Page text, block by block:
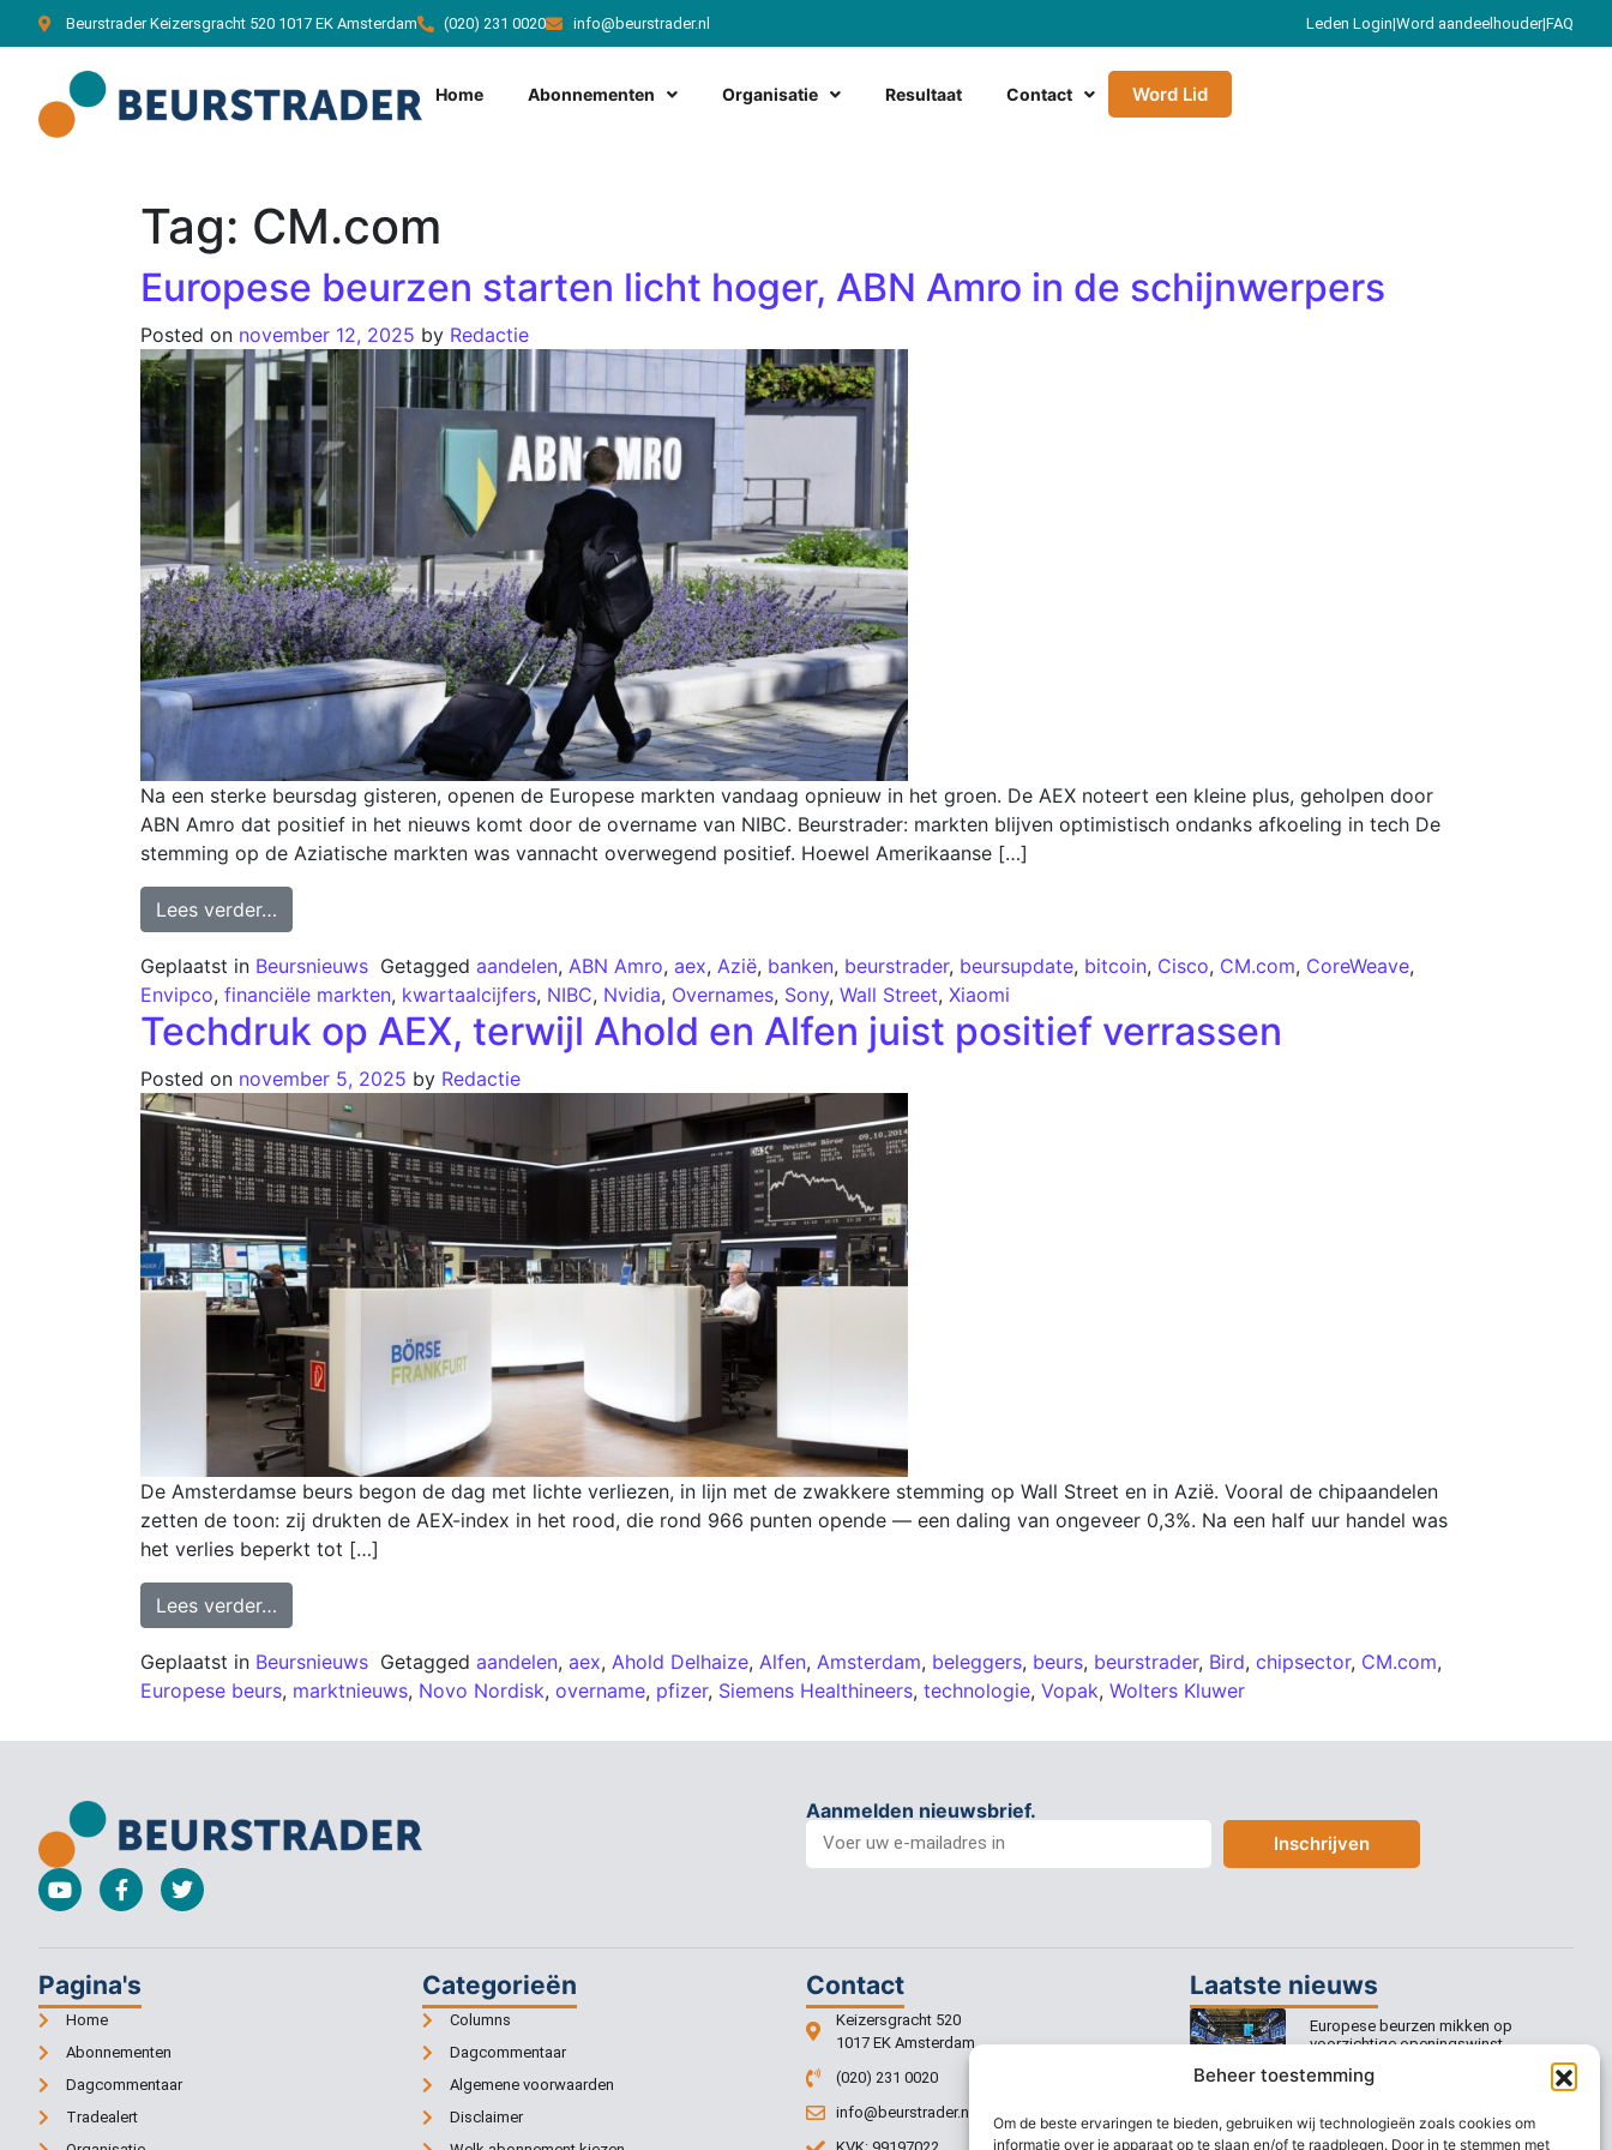
Beheer toestemming
Om de beste ervaringen te bieden, gebruiken wij technologieën zoals cookies om
informatie over je apparaat op te slaan en/of te raadplegen. Door in te stemmen met
Beurstrader Keizersgracht 520 1017 EK Amsterdam (020) 231 0020 info@beurstrader.nl Leden Login|Word aandeelhouder|FAQ
Home Abonnementen Organisatie Resultaat Contact Word Lid
Tag: CM.com
Europese beurzen starten licht hoger, ABN Amro in de schijnwerpers
Posted on november 12, 2025 by Redactie
Na een sterke beursdag gisteren, openen de Europese markten vandaag opnieuw in het groen. De AEX noteert een kleine plus, geholpen door
ABN Amro dat positief in het nieuws komt door de overname van NIBC. Beurstrader: markten blijven optimistisch ondanks afkoeling in tech De
stemming op de Aziatische markten was vannacht overwegend positief. Hoewel Amerikaanse […]
Lees verder…
Geplaatst in Beursnieuws Getagged aandelen, ABN Amro, aex, Azië, banken, beurstrader, beursupdate, bitcoin, Cisco, CM.com, CoreWeave,
Envipco, financiële markten, kwartaalcijfers, NIBC, Nvidia, Overnames, Sony, Wall Street, Xiaomi
Techdruk op AEX, terwijl Ahold en Alfen juist positief verrassen
Posted on november 5, 2025 by Redactie
De Amsterdamse beurs begon de dag met lichte verliezen, in lijn met de zwakkere stemming op Wall Street en in Azië. Vooral de chipaandelen
zetten de toon: zij drukten de AEX-index in het rood, die rond 966 punten opende — een daling van ongeveer 0,3%. Na een half uur handel was
het verlies beperkt tot […]
Lees verder…
Geplaatst in Beursnieuws Getagged aandelen, aex, Ahold Delhaize, Alfen, Amsterdam, beleggers, beurs, beurstrader, Bird, chipsector, CM.com,
Europese beurs, marktnieuws, Novo Nordisk, overname, pfizer, Siemens Healthineers, technologie, Vopak, Wolters Kluwer
Aanmelden nieuwsbrief.
Inschrijven
Pagina's
Home
Abonnementen
Dagcommentaar
Tradealert
Categorieën
Columns
Dagcommentaar
Algemene voorwaarden
Disclaimer
Contact
Keizersgracht 520
1017 EK Amsterdam
(020) 231 0020
info@beurstrader.nl
Laatste nieuws
Europese beurzen mikken op
voorzichtige openingswinst
Europese beurzen blijven dicht bij